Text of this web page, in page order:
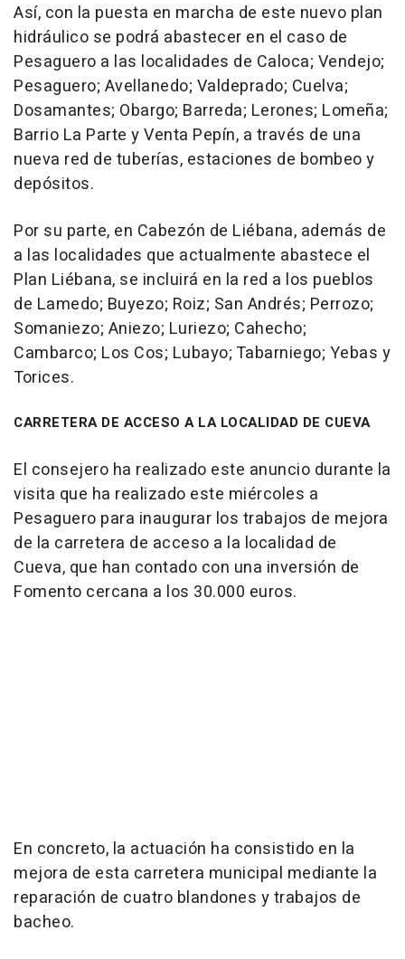
Así, con la puesta en marcha de este nuevo plan
hidráulico se podrá abastecer en el caso de
Pesaguero a las localidades de Caloca; Vendejo;
Pesaguero; Avellanedo; Valdeprado; Cuelva;
Dosamantes; Obargo; Barreda; Lerones; Lomeña;
Barrio La Parte y Venta Pepín, a través de una
nueva red de tuberías, estaciones de bombeo y
depósitos.
Por su parte, en Cabezón de Liébana, además de
a las localidades que actualmente abastece el
Plan Liébana, se incluirá en la red a los pueblos
de Lamedo; Buyezo; Roiz; San Andrés; Perrozo;
Somaniezo; Aniezo; Luriezo; Cahecho;
Cambarco; Los Cos; Lubayo; Tabarniego; Yebas y
Torices.
CARRETERA DE ACCESO A LA LOCALIDAD DE CUEVA
El consejero ha realizado este anuncio durante la
visita que ha realizado este miércoles a
Pesaguero para inaugurar los trabajos de mejora
de la carretera de acceso a la localidad de
Cueva, que han contado con una inversión de
Fomento cercana a los 30.000 euros.
En concreto, la actuación ha consistido en la
mejora de esta carretera municipal mediante la
reparación de cuatro blandones y trabajos de
bacheo.